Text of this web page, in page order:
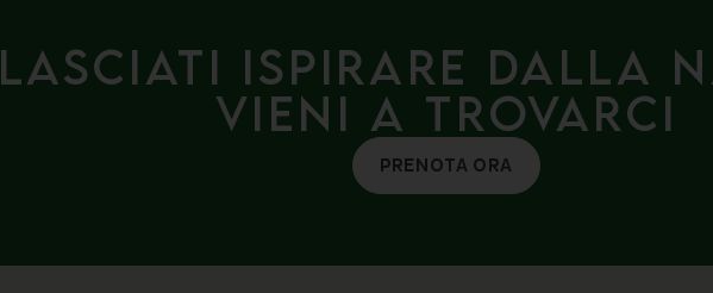
Lasciati ispirare dalla
Vieni a trovarci
PRENOTA ORA